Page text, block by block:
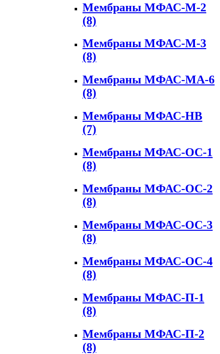
Мембраны МФАС-М-2
(8)
Мембраны МФАС-М-3
(8)
Мембраны МФАС-МА-6
(8)
Мембраны МФАС-НВ
(7)
Мембраны МФАС-ОС-1
(8)
Мембраны МФАС-ОС-2
(8)
Мембраны МФАС-ОС-3
(8)
Мембраны МФАС-ОС-4
(8)
Мембраны МФАС-П-1
(8)
Мембраны МФАС-П-2
(8)